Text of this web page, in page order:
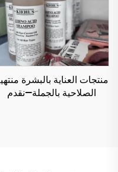
منتجات العناية بالبشرة
الصلاحية بالجملة—نقدم